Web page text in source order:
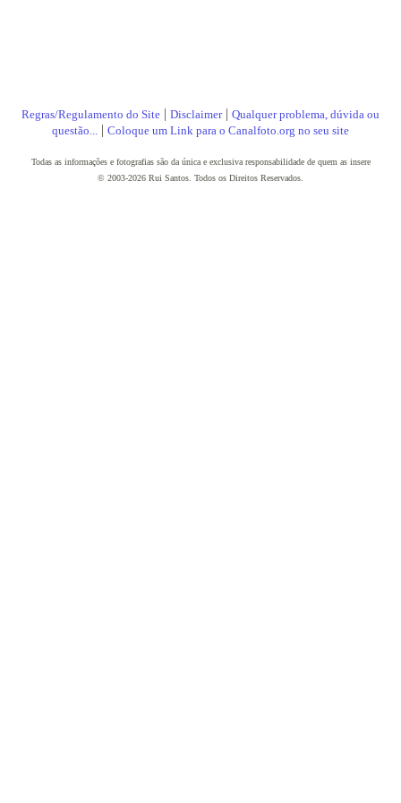
Regras/Regulamento do Site | Disclaimer| Qualquer problema, dúvida ou
questão... | Coloque um Link para o Canalfoto.org no seu site
Todas as informações e fotografias são da única e exclusiva responsabilidade de quem as insere
© 2003-2026 Rui Santos. Todos os Direitos Reservados.